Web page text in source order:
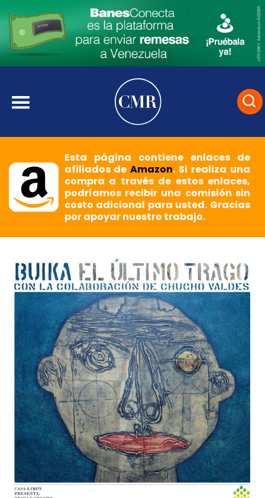
Esta página contiene enlaces de
afiliados deAmazon. Si realiza una
compra a través de estos enlaces,
podríamos recibir una comisión sin
costo adicional para usted. Gracias
por apoyar nuestro trabajo.